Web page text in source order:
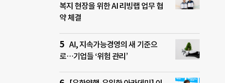
복지 현장을 위한 AI 리빙랩 업무 협
약 체결
AI, 지속가능경영의 새 기준으
로…기업들 ‘위험 관리’